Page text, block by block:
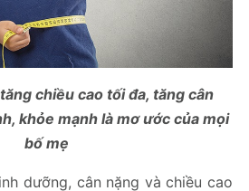
chiều cao tối đa, tăng cân
khỏe mạnh là mơ ước của mọi
bố mẹ
dưỡng, cân nặng và chiều cao